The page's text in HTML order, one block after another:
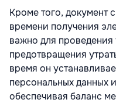
Кроме того, документ
времени получения
важно для
предотвращения
время он
персональных данных
обеспечивая баланс